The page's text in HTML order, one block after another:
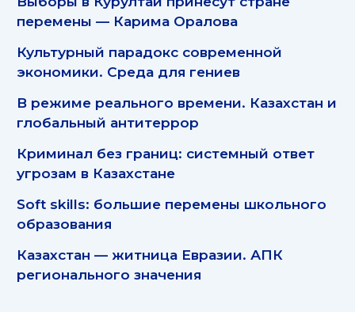
перемены — Карима Оралова
Культурный парадокс современной
экономики. Среда для гениев
В режиме реального времени. Казахстан и
глобальный антитеррор
Криминал без границ: системный ответ
угрозам в Казахстане
Soft skills: большие перемены школьного
образования
Казахстан — житница Евразии. АПК
регионального значения